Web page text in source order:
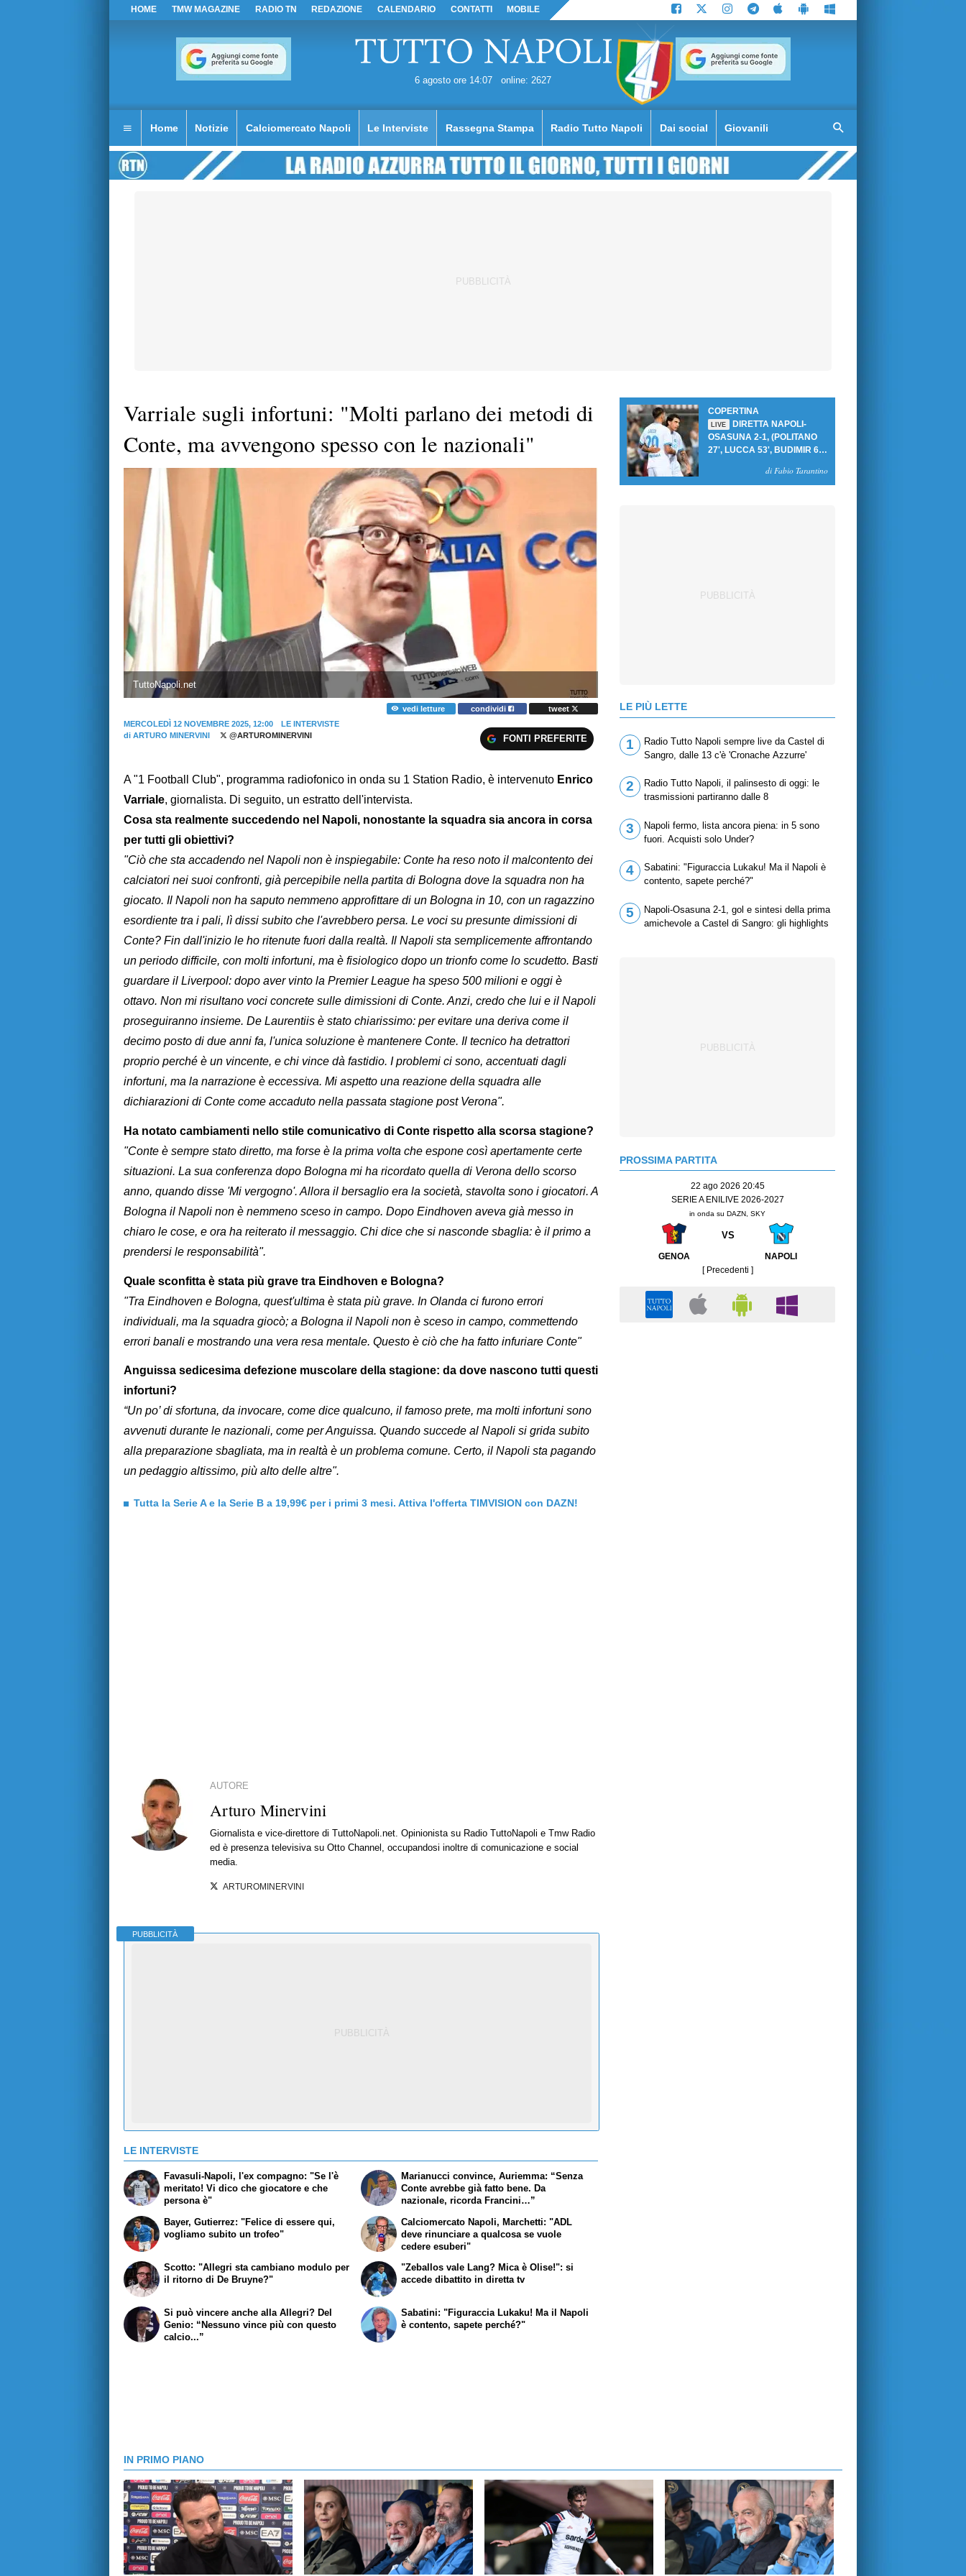
HOME TMW MAGAZINE RADIO TN REDAZIONE CALENDARIO CONTATTI MOBILE
6 agosto ore 14:07 online: 2627
Home Notizie Calciomercato Napoli Le Interviste Rassegna Stampa Radio Tutto Napoli Dai social Giovanili
Varriale sugli infortuni: "Molti parlano dei metodi di
Conte, ma avvengono spesso con le nazionali"
TuttoNapoli.net
vedi letture condividi
tweet
MERCOLEDÌ 12 NOVEMBRE 2025, 12:00
LE INTERVISTE
di ARTURO MINERVINI @ARTUROMINERVINI FONTI PREFERITE
A "1 Football Club", programma radiofonico in onda su 1 Station Radio, è intervenuto Enrico
Varriale, giornalista. Di seguito, un estratto dell'intervista.
Cosa sta realmente succedendo nel Napoli, nonostante la squadra sia ancora in corsa
per tutti gli obiettivi?
"Ciò che sta accadendo nel Napoli non è inspiegabile: Conte ha reso noto il malcontento dei
calciatori nei suoi confronti, già percepibile nella partita di Bologna dove la squadra non ha
giocato. Il Napoli non ha saputo nemmeno approfittare di un Bologna in 10, con un ragazzino
esordiente tra i pali, lì dissi subito che l'avrebbero persa. Le voci su presunte dimissioni di
Conte? Fin dall'inizio le ho ritenute fuori dalla realtà. Il Napoli sta semplicemente affrontando
un periodo difficile, con molti infortuni, ma è fisiologico dopo un trionfo come lo scudetto. Basti
guardare il Liverpool: dopo aver vinto la Premier League ha speso 500 milioni e oggi è
ottavo. Non mi risultano voci concrete sulle dimissioni di Conte. Anzi, credo che lui e il Napoli
proseguiranno insieme. De Laurentiis è stato chiarissimo: per evitare una deriva come il
decimo posto di due anni fa, l'unica soluzione è mantenere Conte. Il tecnico ha detrattori
proprio perché è un vincente, e chi vince dà fastidio. I problemi ci sono, accentuati dagli
infortuni, ma la narrazione è eccessiva. Mi aspetto una reazione della squadra alle
dichiarazioni di Conte come accaduto nella passata stagione post Verona".
Ha notato cambiamenti nello stile comunicativo di Conte rispetto alla scorsa stagione?
"Conte è sempre stato diretto, ma forse è la prima volta che espone così apertamente certe
situazioni. La sua conferenza dopo Bologna mi ha ricordato quella di Verona dello scorso
anno, quando disse 'Mi vergogno'. Allora il bersaglio era la società, stavolta sono i giocatori. A
Bologna il Napoli non è nemmeno sceso in campo. Dopo Eindhoven aveva già messo in
chiaro le cose, e ora ha reiterato il messaggio. Chi dice che si nasconde sbaglia: è il primo a
prendersi le responsabilità".
Quale sconfitta è stata più grave tra Eindhoven e Bologna?
"Tra Eindhoven e Bologna, quest'ultima è stata più grave. In Olanda ci furono errori
individuali, ma la squadra giocò; a Bologna il Napoli non è sceso in campo, commettendo
errori banali e mostrando una vera resa mentale. Questo è ciò che ha fatto infuriare Conte"
Anguissa sedicesima defezione muscolare della stagione: da dove nascono tutti questi
infortuni?
“Un po’ di sfortuna, da invocare, come dice qualcuno, il famoso prete, ma molti infortuni sono
avvenuti durante le nazionali, come per Anguissa. Quando succede al Napoli si grida subito
alla preparazione sbagliata, ma in realtà è un problema comune. Certo, il Napoli sta pagando
un pedaggio altissimo, più alto delle altre".
Tutta la Serie A e la Serie B a 19,99€ per i primi 3 mesi. Attiva l'offerta TIMVISION con DAZN!
AUTORE
Arturo Minervini
Giornalista e vice-direttore di TuttoNapoli.net. Opinionista su Radio TuttoNapoli e Tmw Radio
ed è presenza televisiva su Otto Channel, occupandosi inoltre di comunicazione e social
media.
ARTUROMINERVINI
PUBBLICITÀ
LE INTERVISTE
Favasuli-Napoli, l'ex compagno: "Se l'è
meritato! Vi dico che giocatore e che
persona è"
Bayer, Gutierrez: "Felice di essere qui,
vogliamo subito un trofeo"
Marianucci convince, Auriemma: “Senza
Conte avrebbe già fatto bene. Da
nazionale, ricorda Francini…”
Calciomercato Napoli, Marchetti: "ADL
deve rinunciare a qualcosa se vuole
cedere esuberi"
Scotto: "Allegri sta cambiano modulo per
il ritorno di De Bruyne?"
Si può vincere anche alla Allegri? Del
Genio: “Nessuno vince più con questo
calcio...”
"Zeballos vale Lang? Mica è Olise!": si
accede dibattito in diretta tv
Sabatini: "Figuraccia Lukaku! Ma il Napoli
è contento, sapete perché?"
COPERTINA
LIVE
DIRETTA NAPOLI-
OSASUNA 2-1, (POLITANO
27', LUCCA 53', BUDIMIR 69'
PER PRIMA VITTORIA AL
di Fabio Tarantino
LE PIÙ LETTE
1
Radio Tutto Napoli sempre live da Castel di
Sangro, dalle 13 c'è 'Cronache Azzurre'
2
Radio Tutto Napoli, il palinsesto di oggi: le
trasmissioni partiranno dalle 8
3
Napoli fermo, lista ancora piena: in 5 sono
fuori. Acquisti solo Under?
4
Sabatini: "Figuraccia Lukaku! Ma il Napoli è
contento, sapete perché?"
5
Napoli-Osasuna 2-1, gol e sintesi della prima
amichevole a Castel di Sangro: gli highlights
PROSSIMA PARTITA
22 ago 2026 20:45
SERIE A ENILIVE 2026-2027
in onda su DAZN, SKY
VS
GENOA
NAPOLI
[ Precedenti ]
IN PRIMO PIANO